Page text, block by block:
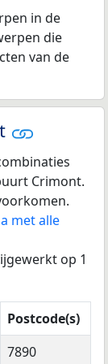
in de
die
van de
Crimont.
met alle
op 1
Postcode(s)
7890